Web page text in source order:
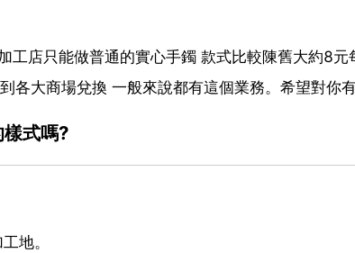
店只能做普通的實心手鐲 款式比較陳舊大約8元
各大商場兌換 一般來說都有這個業務。希望對你
式嗎?
地。